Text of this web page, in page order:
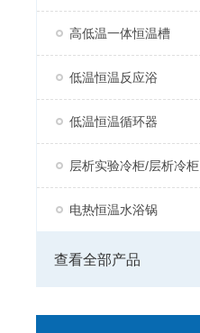
高低温一体恒温槽
低温恒温反应浴
低温恒温循环器
层析实验冷柜/层析冷柜
电热恒温水浴锅
查看全部产品